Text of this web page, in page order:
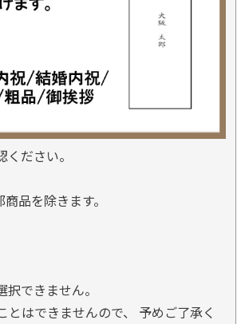
ださい。
品を除きます。
できません。
とはできませんので、 予めご了承く